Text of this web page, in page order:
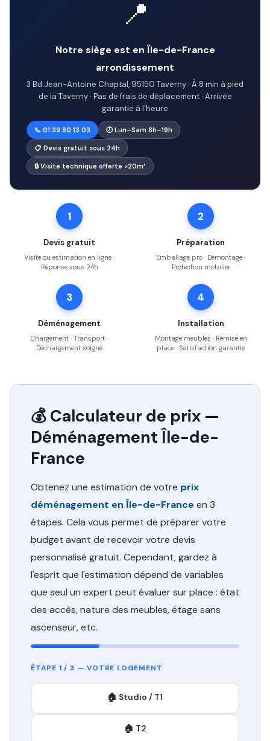
📍
Notre siège est en Île-de-France
arrondissement
3 Bd Jean-Antoine Chaptal, 95150 Taverny · À 8 min à pied
de la Taverny · Pas de frais de déplacement · Arrivée
garantie à l'heure
📞 01 39 80 13 03 🕗 Lun–Sam 8h–19h
📋 Devis gratuit sous 24h
🔒 Visite technique offerte >20m³
1
Devis gratuit
Visite ou estimation en ligne ·
Réponse sous 24h
2
Préparation
Emballage pro · Démontage ·
Protection mobilier
3
Déménagement
Chargement · Transport ·
Déchargement soigné
4
Installation
Montage meubles · Remise en
place · Satisfaction garantie
💰 Calculateur de prix —
Déménagement Île-de-
France
Obtenez une estimation de votre prix
déménagement en Île-de-France en 3
étapes. Cela vous permet de préparer votre
budget avant de recevoir votre devis
personnalisé gratuit. Cependant, gardez à
l'esprit que l'estimation dépend de variables
que seul un expert peut évaluer sur place : état
des accès, nature des meubles, étage sans
ascenseur, etc.
ÉTAPE 1 / 3 — VOTRE LOGEMENT
🏠 Studio / T1
🏠 T2